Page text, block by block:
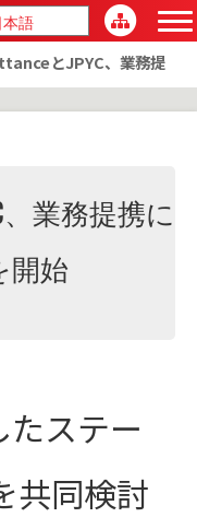
とJPYC、業務提
、業務提携に
開始
ステー
共同検討